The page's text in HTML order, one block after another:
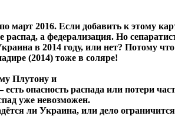
2016. Если добавить к этому
распад, а федерализация. Но
в 2014 году, или нет? Потому
(2014) тоже в соляре!
Плутону и
опасность распада или потери
уже невозможен.
ли Украина, или дело